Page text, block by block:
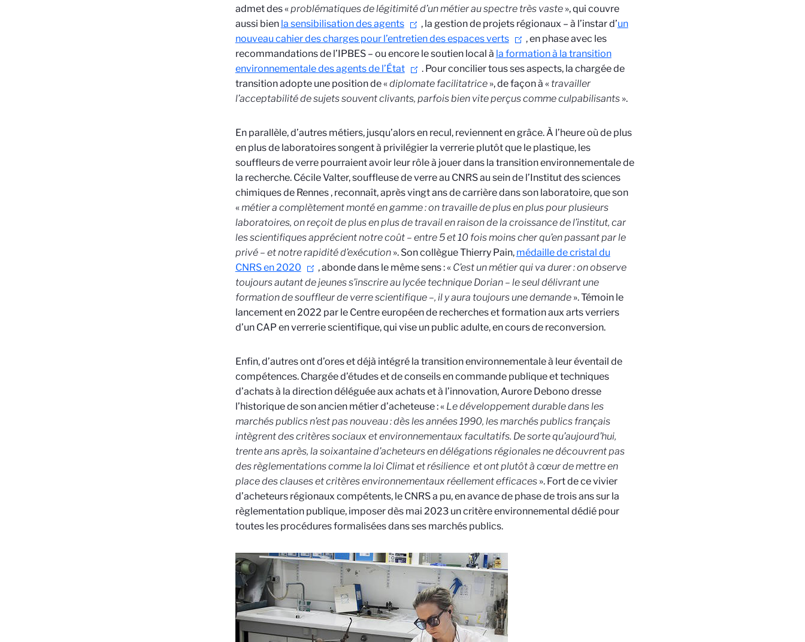
admet des « problématiques de légitimité d’un métier au spectre très vaste», qui couvre
aussi bien la sensibilisation des agents , la gestion de projets régionaux – à l’instar d’un
nouveau cahier des charges pour l’entretien des espaces verts
, en phase avec les
recommandations de l’IPBES – ou encore le soutien local à la formation à la transition
environnementale des agents de l’État
. Pour concilier tous ses aspects, la chargée de
transition adopte une position de «diplomate facilitatrice», de façon à « travailler
l’acceptabilité de sujets souvent clivants, parfois bien vite perçus comme culpabilisants».
En parallèle, d’autres métiers, jusqu’alors en recul, reviennent en grâce. À l’heure où de plus
en plus de laboratoires songent à privilégier la verrerie plutôt que le plastique, les
souffleurs de verre pourraient avoir leur rôle à jouer dans la transition environnementale de
la recherche. Cécile Valter, souffleuse de verre au CNRS au sein de l’Institut des sciences
chimiques de Rennes , reconnaît, après vingt ans de carrière dans son laboratoire, que son
« métier a complètement monté en gamme : on travaille de plus en plus pour plusieurs
laboratoires, on reçoit de plus en plus de travail en raison de la croissance de l’institut, car
les scientifiques apprécient notre coût – entre 5 et 10 fois moins cher qu’en passant par le
privé – et notre rapidité d’exécution». Son collègue Thierry Pain, médaille de cristal du
CNRS en 2020
, abonde dans le même sens : « C’est un métier qui va durer : on observe
toujours autant de jeunes s’inscrire au lycée technique Dorian – le seul délivrant une
formation de souffleur de verre scientifique –, il y aura toujours une demande». Témoin le
lancement en 2022 par le Centre européen de recherches et formation aux arts verriers
d’un CAP en verrerie scientifique, qui vise un public adulte, en cours de reconversion.
Enfin, d’autres ont d’ores et déjà intégré la transition environnementale à leur éventail de
compétences. Chargée d’études et de conseils en commande publique et techniques
d’achats à la direction déléguée aux achats et à l’innovation, Aurore Debono dresse
l’historique de son ancien métier d’acheteuse : « Le développement durable dans les
marchés publics n’est pas nouveau : dès les années 1990, les marchés publics français
intègrent des critères sociaux et environnementaux facultatifs. De sorte qu’aujourd’hui,
trente ans après, la soixantaine d’acheteurs en délégations régionales ne découvrent pas
des règlementations comme la loi Climat et résilience et ont plutôt à cœur de mettre en
place des clauses et critères environnementaux réellement efficaces». Fort de ce vivier
d’acheteurs régionaux compétents, le CNRS a pu, en avance de phase de trois ans sur la
règlementation publique, imposer dès mai 2023 un critère environnemental dédié pour
toutes les procédures formalisées dans ses marchés publics.